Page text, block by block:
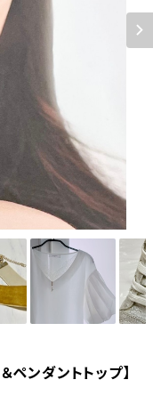
ペンダントトップ】